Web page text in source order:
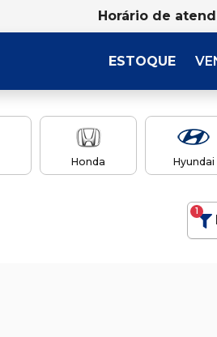
Horário de
ESTOQUE
Honda Hyundai
1